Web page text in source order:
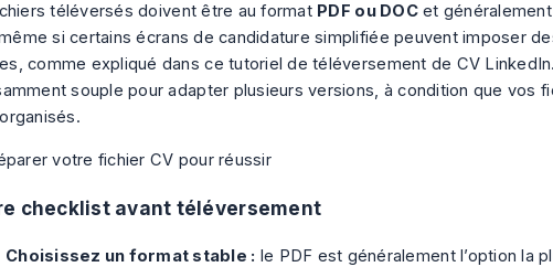
téléversés doivent être au format PDF ou DOCet généralement
si certains écrans de candidature simplifiée peuvent imposer
comme expliqué dans cetutoriel de téléversement de CV LinkedIn
souple pour adapter plusieurs versions, à condition que vos
checklist avant téléversement
Choisissez un format stable : le PDF est généralement l’option la